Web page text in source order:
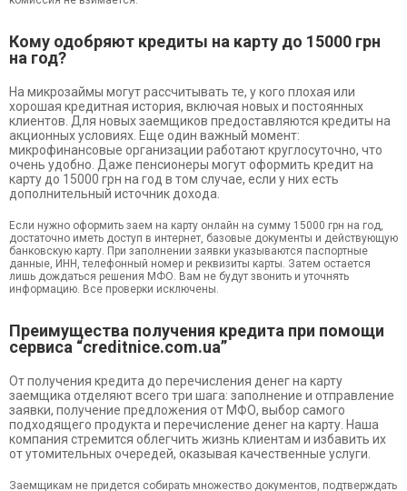
Кому одобряют кредиты на карту до 15000 грн
на год?
На микрозаймы могут рассчитывать те, у кого плохая или
хорошая кредитная история, включая новых и постоянных
клиентов. Для новых заемщиков предоставляются кредиты на
акционных условиях. Еще один важный момент:
микрофинансовые организации работают круглосуточно, что
очень удобно. Даже пенсионеры могут оформить кредит на
карту до 15000 грн на год в том случае, если у них есть
дополнительный источник дохода.
Если нужно оформить заем на карту онлайн на сумму 15000 грн на год,
достаточно иметь доступ в интернет, базовые документы и действующую
банковскую карту. При заполнении заявки указываются паспортные
данные, ИНН, телефонный номер и реквизиты карты. Затем остается
лишь дождаться решения МФО. Вам не будут звонить и уточнять
информацию. Все проверки исключены.
Преимущества получения кредита при помощи
сервиса “creditnice.com.ua”
От получения кредита до перечисления денег на карту
заемщика отделяют всего три шага: заполнение и отправление
заявки, получение предложения от МФО, выбор самого
подходящего продукта и перечисление денег на карту. Наша
компания стремится облегчить жизнь клиентам и избавить их
от утомительных очередей, оказывая качественные услуги.
Заемщикам не придется собирать множество документов, подтверждать